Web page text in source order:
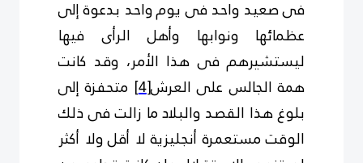
فى صعيد واحد فى يوم واحد بدعوة إلى
عظمائها ونوابها وأهل الرأى فيها
ليستشيرهم فى هذا الأمر، وقد كانت
همة الجالس على العرش[4]
متحفزة إلى
بلوغ هذا القصد والبلاد ما زالت فى ذلك
الوقت مستعمرة أنجليزية لا أقل ولا أكثر